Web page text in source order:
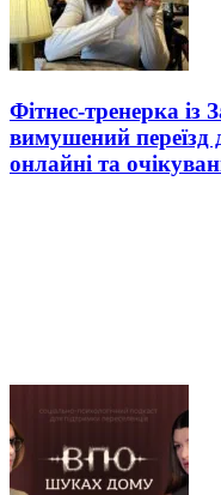
Фітнес-тренерка із
вимушений переїзд
онлайні та